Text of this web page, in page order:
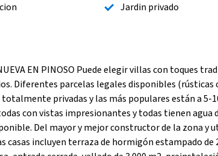
Jardin privado
EN PINOSO Puede elegir villas con toques
Diferentes parcelas legales disponibles (rústicas
privadas y las más populares están a 5-
con vistas impresionantes y todas tienen
Del mayor y mejor constructor de la zona y
casas incluyen terraza de hormigón estampado